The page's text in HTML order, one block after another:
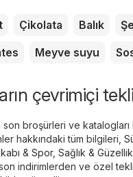
Çikolata Balık
Meyve suyu
çevrimiçi
broşürleri ve katalogları
hakkındaki tüm bilgileri,
& Spor, Sağlık & Güzellik
indirimlerden ve özel